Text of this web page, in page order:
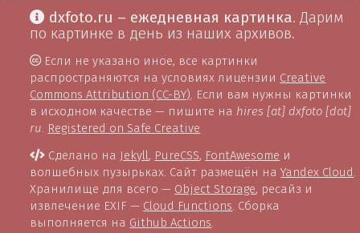
dxfoto.ru – ежедневная картинка. Дарим
по картинке в день из наших архивов.
Если не указано иное, все картинки
распространяются на условиях лицензии Creative
Commons Attribution (CC-BY). Если вам нужны картинки
в исходном качестве — пишите на hires [at] dxfoto [dot]
ru. Registered on Safe Creative
Сделано на Jekyll, PureCSS, FontAwesome и
волшебных пузырьках. Сайт размещён наYandex Cloud .
Хранилище для всего — Object Storage, ресайз и
извлечение EXIF — Cloud Functions. Сборка
выполняется на Github Actions.